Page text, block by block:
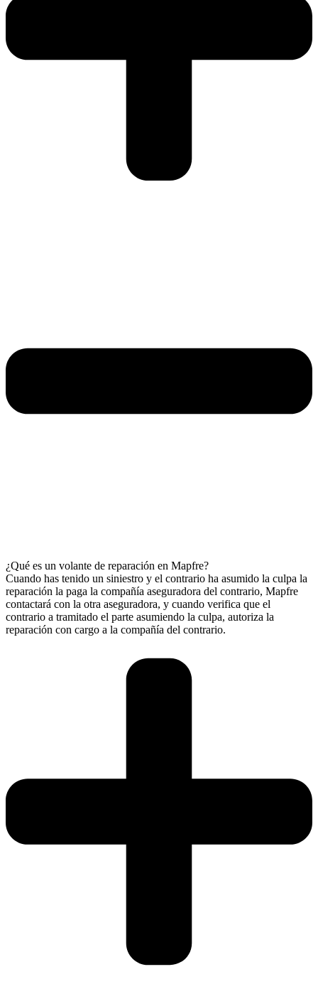
¿Qué es un volante de reparación en Mapfre?
Cuando has tenido un siniestro y el contrario ha asumido la culpa la
reparación la paga la compañía aseguradora del contrario, Mapfre
contactará con la otra aseguradora, y cuando verifica que el
contrario a tramitado el parte asumiendo la culpa, autoriza la
reparación con cargo a la compañía del contrario.